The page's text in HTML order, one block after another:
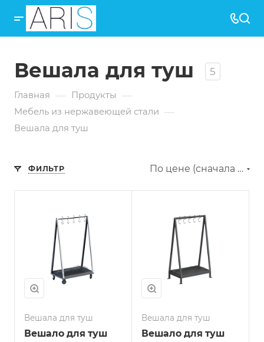
Вешала для туш 5
Главная — Продукты —
Мебель из нержавеющей стали —
Вешала для туш
ФИЛЬТР По цене (сначала дешёвые)
Вешала для туш
Вешало для туш
Вешала для туш
Вешало для туш